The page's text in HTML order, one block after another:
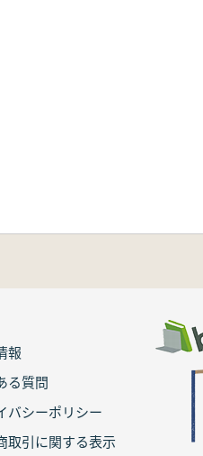
報
る質問
バシーポリシー
取引に関する表示